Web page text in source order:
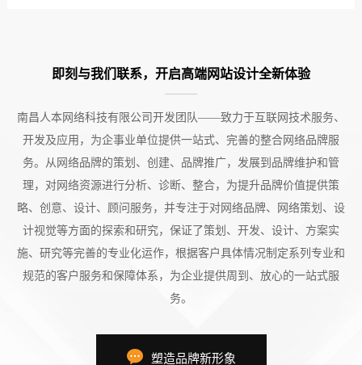
即刻与我们联系，开启高端网站设计全新体验
南昌人本网络科技有限公司开发团队——致力于互联网技术服务、
开发及应用，为企事业单位提供一站式、完善的整合网络品牌服
务。从网络品牌的策划、创建、品牌推广，发展到品牌维护和管
理，对网络资源进行分析、诊断、整合，为提升品牌价值提供策
略、创意、设计、顾问服务，并专注于对网络品牌、网络策划、设
计视觉等方面的探索和研究，保证了策划、开发、设计、方案实
施、研究等完善的专业化运作，根据客户具体情况制定系列专业和
规范的客户服务和保障体系，为企业提供周到、放心的一站式服
务。
塑造品牌新形象